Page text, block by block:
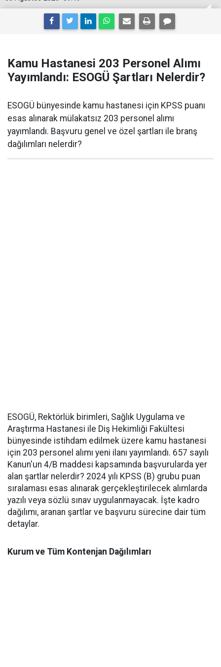
Kamu Hastanesi 203 Personel Alımı
Yayımlandı: ESOGÜ Şartları Nelerdir?
ESOGÜ bünyesinde kamu hastanesi için KPSS puanı
esas alınarak mülakatsız 203 personel alımı
yayımlandı. Başvuru genel ve özel şartları ile branş
dağılımları nelerdir?
ESOGÜ, Rektörlük birimleri, Sağlık Uygulama ve
Araştırma Hastanesi ile Diş Hekimliği Fakültesi
bünyesinde istihdam edilmek üzere kamu hastanesi
için 203 personel alımı yeni ilanı yayımlandı. 657 sayılı
Kanun'un 4/B maddesi kapsamında başvurularda yer
alan şartlar nelerdir? 2024 yılı KPSS (B) grubu puan
sıralaması esas alınarak gerçekleştirilecek alımlarda
yazılı veya sözlü sınav uygulanmayacak. İşte kadro
dağılımı, aranan şartlar ve başvuru sürecine dair tüm
detaylar.
Kurum ve Tüm Kontenjan Dağılımları